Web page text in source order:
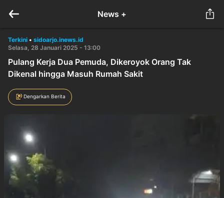
News +
Terkini • sidoarjo.inews.id
Selasa, 28 Januari 2025 - 13:00
Pulang Kerja Dua Pemuda, Dikeroyok Orang Tak
Dikenal hingga Masuh Rumah Sakit
Dengarkan Berita